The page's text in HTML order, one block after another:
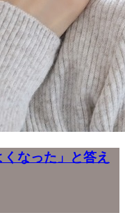
なった」と答え